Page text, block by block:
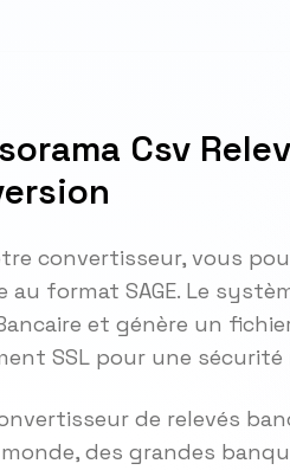
Csv
convertisseur, vous
au format SAGE. Le
et génère un
SSL pour une sécurité
de relevés
des grandes